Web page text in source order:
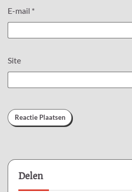
E-mail *
Site
Delen